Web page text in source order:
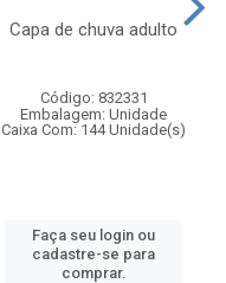
Capa de chuva adulto
Código: 832331
Embalagem: Unidade
Caixa Com: 144 Unidade(s)
Faça seu login ou
cadastre-se para
comprar.